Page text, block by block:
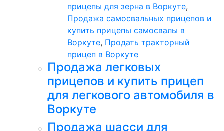
прицепы для зерна в Воркуте,
Продажа самосвальных прицепов и
купить прицепы самосвалы в
Воркуте, Продать тракторный
прицеп в Воркуте
Продажа легковых
прицепов и купить прицеп
для легкового автомобиля в
Воркуте
Продажа шасси для